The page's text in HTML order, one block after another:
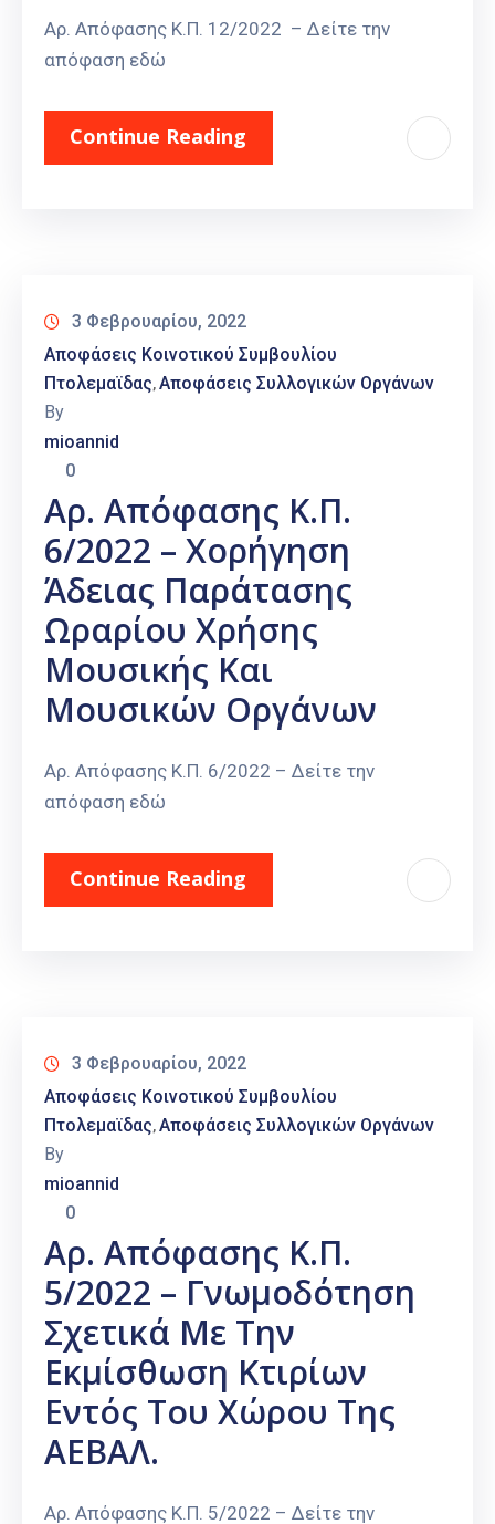
Αρ. Απόφασης Κ.Π. 12/2022 – Δείτε την
απόφαση εδώ
Continue Reading
3 Φεβρουαρίου, 2022
Αποφάσεις Κοινοτικού Συμβουλίου
Πτολεμαϊδας‚Αποφάσεις Συλλογικών Οργάνων
By
mioannid
0
Αρ. Απόφασης Κ.Π.
6/2022 – Χορήγηση
Άδειας Παράτασης
Ωραρίου Χρήσης
Μουσικής Και
Μουσικών Οργάνων
Αρ. Απόφασης Κ.Π. 6/2022 – Δείτε την
απόφαση εδώ
Continue Reading
3 Φεβρουαρίου, 2022
Αποφάσεις Κοινοτικού Συμβουλίου
Πτολεμαϊδας‚Αποφάσεις Συλλογικών Οργάνων
By
mioannid
0
Αρ. Απόφασης Κ.Π.
5/2022 – Γνωμοδότηση
Σχετικά Με Την
Εκμίσθωση Κτιρίων
Εντός Του Χώρου Της
ΑΕΒΑΛ.
Αρ. Απόφασης Κ.Π. 5/2022 – Δείτε την